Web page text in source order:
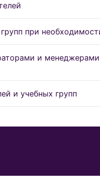
при
и
и учебных групп